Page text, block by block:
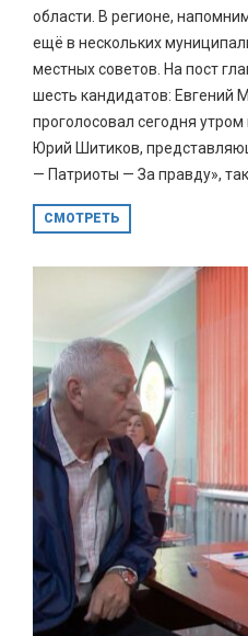
области. В регионе,
ещё в нескольких
местных советов. На пост
шесть кандидатов: Евгений
проголосовал сегодня
Юрий Шитиков,
— Патриоты — За правду»,
СМОТРЕТЬ